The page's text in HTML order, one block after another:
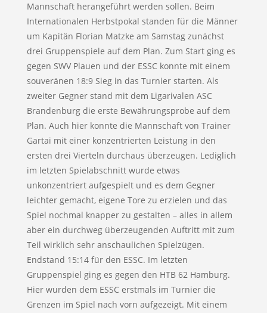
Mannschaft herangeführt werden sollen. Beim
Internationalen Herbstpokal standen für die Männer
um Kapitän Florian Matzke am Samstag zunächst
drei Gruppenspiele auf dem Plan. Zum Start ging es
gegen SWV Plauen und der ESSC konnte mit einem
souveränen 18:9 Sieg in das Turnier starten. Als
zweiter Gegner stand mit dem Ligarivalen ASC
Brandenburg die erste Bewährungsprobe auf dem
Plan. Auch hier konnte die Mannschaft von Trainer
Gartai mit einer konzentrierten Leistung in den
ersten drei Vierteln durchaus überzeugen. Lediglich
im letzten Spielabschnitt wurde etwas
unkonzentriert aufgespielt und es dem Gegner
leichter gemacht, eigene Tore zu erzielen und das
Spiel nochmal knapper zu gestalten – alles in allem
aber ein durchweg überzeugenden Auftritt mit zum
Teil wirklich sehr anschaulichen Spielzügen.
Endstand 15:14 für den ESSC. Im letzten
Gruppenspiel ging es gegen den HTB 62 Hamburg.
Hier wurden dem ESSC erstmals im Turnier die
Grenzen im Spiel nach vorn aufgezeigt. Mit einem